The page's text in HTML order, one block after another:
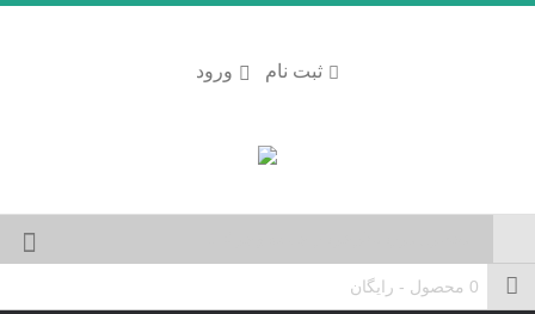
ورود ثبت نام
0 محصول - رایگان